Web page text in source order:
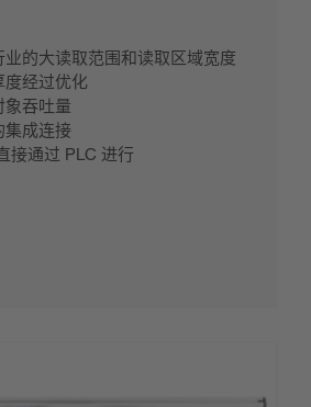
业的大读取范围和读取区域宽度
度经过优化
象吞吐量
集成连接
接通过 PLC 进行